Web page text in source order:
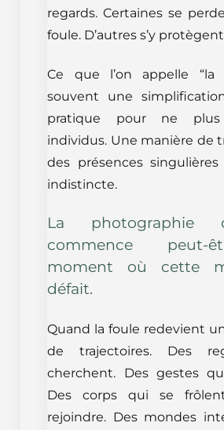
regards. Certaines se
foule. D’autres s’y
Ce que l’on appelle “la
souvent une
pratique pour ne
individus. Une manière de
des présences
indistincte.
La photographie
commence peut-
moment où cette
défait.
Quand la foule redevient
de trajectoires. Des
cherchent. Des gestes
Des corps qui se
rejoindre. Des mondes